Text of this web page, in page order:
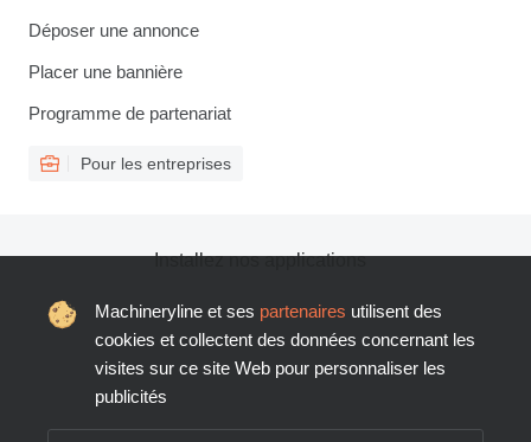
Machineryline et ses partenaires utilisent des
cookies et collectent des données concernant les
visites sur ce site Web pour personnaliser les
publicités
Déposer une annonce
Placer une bannière
Programme de partenariat
Pour les entreprises
Installez nos applications